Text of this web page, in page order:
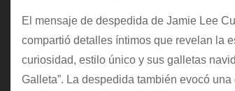
El mensaje de despedida de Jamie Lee
compartió detalles íntimos que revelan la
curiosidad, estilo único y sus galletas
Galleta”. La despedida también evocó